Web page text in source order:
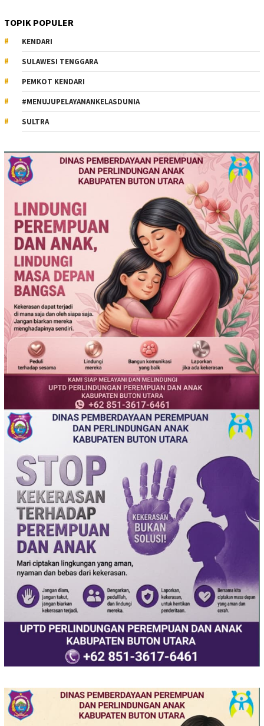
TOPIK POPULER
KENDARI
SULAWESI TENGGARA
PEMKOT KENDARI
#MENUJUPELAYANANKELASDUNIA
SULTRA